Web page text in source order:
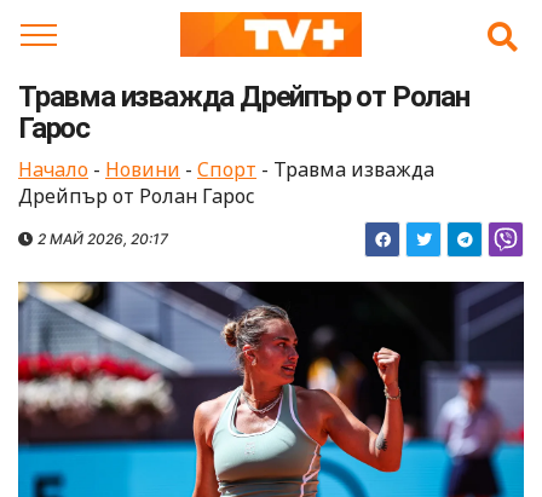
Травма изважда Дрейпър от Ролан
Гарос
Начало - Новини - Спорт - Травма изважда
Дрейпър от Ролан Гарос
2 МАЙ 2026, 20:17